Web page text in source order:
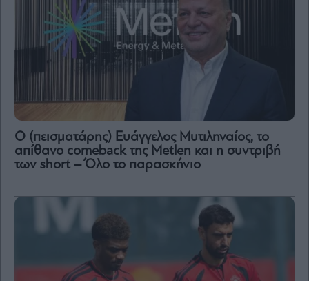
Ο (πεισματάρης) Ευάγγελος Μυτιληναίος, το
απίθανο comeback της Μetlen και η συντριβή
των short – Όλο το παρασκήνιο